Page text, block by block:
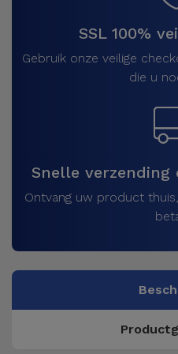
SSL 100%
Gebruik onze veilige
die u
Snelle
Ontvang uw product